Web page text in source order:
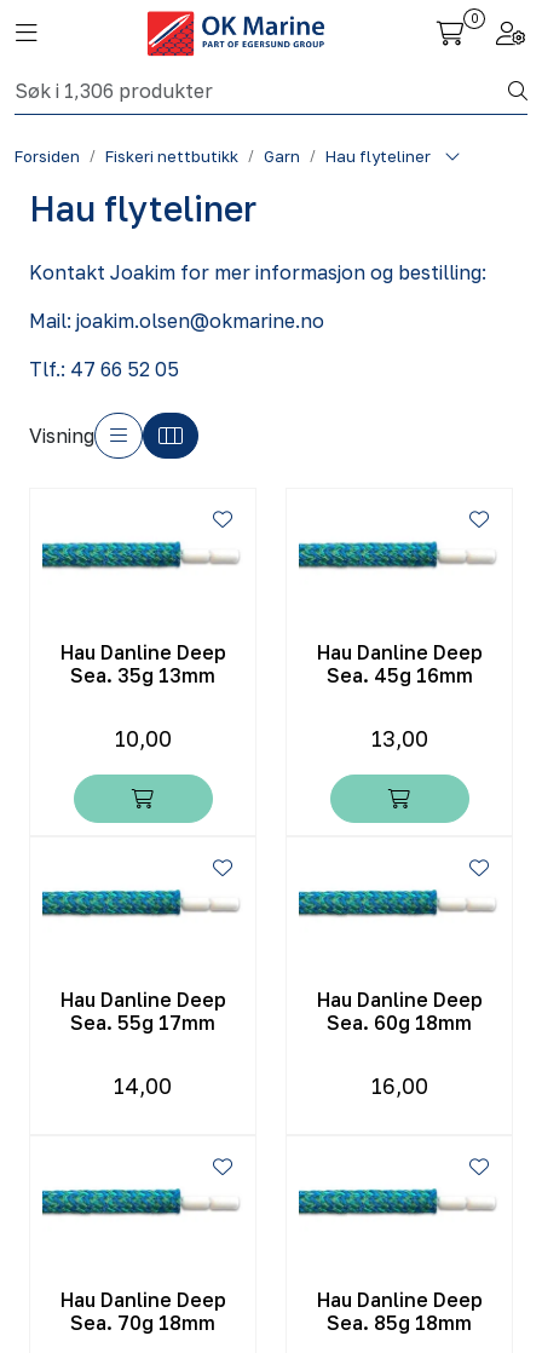
Skip to main content
Toggle navigation
0
Forsiden Fiskeri nettbutikk Garn Hau flyteliner
Hau flyteliner
Kontakt Joakim for mer informasjon og bestilling:
Mail: joakim.olsen@okmarine.no
Tlf.: 47 66 52 05
Visning
Hau Danline Deep
Sea. 35g 13mm
10,00
Hau Danline Deep
Sea. 45g 16mm
13,00
Hau Danline Deep
Sea. 55g 17mm
14,00
Hau Danline Deep
Sea. 60g 18mm
16,00
Hau Danline Deep
Sea. 70g 18mm
Hau Danline Deep
Sea. 85g 18mm
Fiskeri nettbutikk
Havbruk
Kontakt